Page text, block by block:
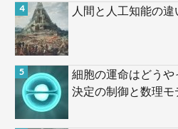
人間と人工知能の違
細胞の運命はどう
決定の制御と数理モ